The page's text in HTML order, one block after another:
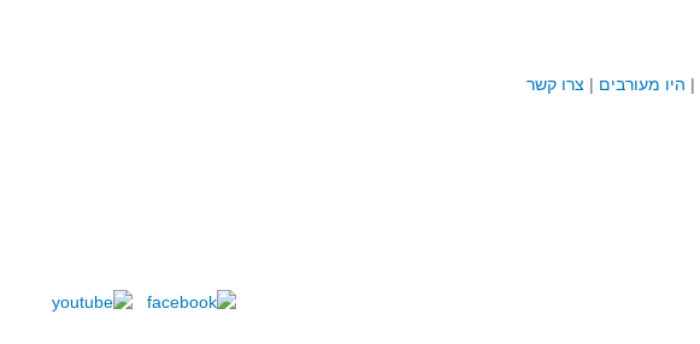
| היו מעורבים | צרו קשר